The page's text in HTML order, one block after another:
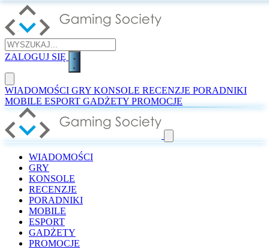
ZALOGUJ SIĘ
WIADOMOŚCI GRY KONSOLE RECENZJE PORADNIKI
MOBILE ESPORT GADŻETY PROMOCJE
WIADOMOŚCI
GRY
KONSOLE
RECENZJE
PORADNIKI
MOBILE
ESPORT
GADŻETY
PROMOCJE